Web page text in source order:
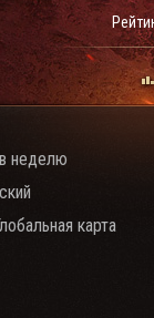
неделю
карта